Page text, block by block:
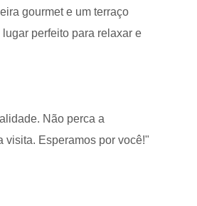
gourmet e um terraço
perfeito para relaxar e
Não perca a
visita. Esperamos por você!"